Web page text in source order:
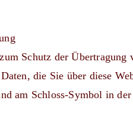
Schutz der
die Sie über diese
am Schloss-Symbol in